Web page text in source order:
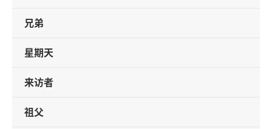
兄弟
星期天
来访者
祖父